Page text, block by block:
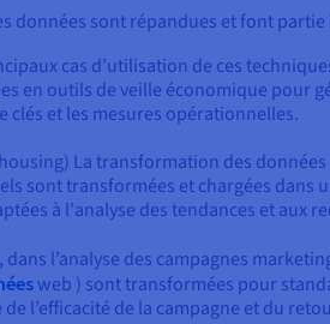
données sont répandues et font
cas d’utilisation de ces
en outils de veille économique pour
et les mesures opérationnelles.
La transformation des
sont transformées et chargées
à l'analyse des tendances et aux
l’analyse des campagnes
web ) sont transformées pour
l’efficacité de la campagne et du